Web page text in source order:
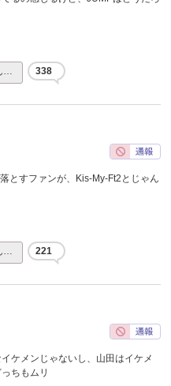
… 338
とすファンが、Kis-My-Ft2とじゃん
… 221
ケメンじゃないし、山田はイケメ
ちもムリ